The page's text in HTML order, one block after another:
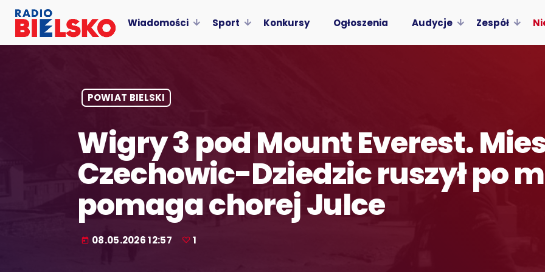
Wiadomości Sport Konkursy Ogłoszenia Audycje Zespół
POWIAT BIELSKI
Wigry 3 pod Mount Everest.
Czechowic-Dziedzic ruszył po
pomaga chorej Julce
today 08.05.2026 12:57 1